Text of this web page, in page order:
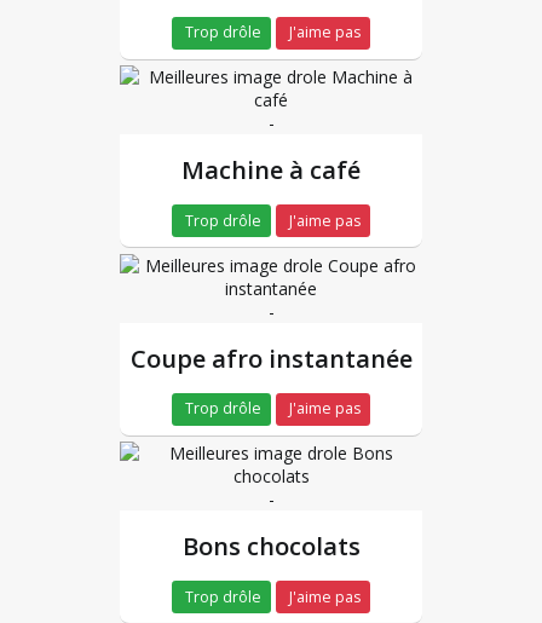
Trop drôle J'aime pas
-
Machine à café
Trop drôle J'aime pas
-
Coupe afro instantanée
Trop drôle J'aime pas
-
Bons chocolats
Trop drôle J'aime pas